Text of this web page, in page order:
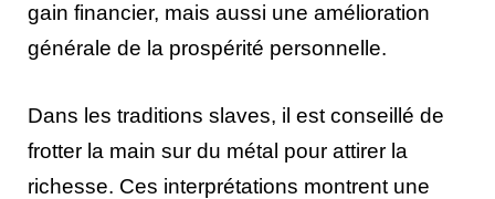
gain financier, mais aussi une amélioration
générale de la prospérité personnelle.
Dans les traditions slaves, il est conseillé de
frotter la main sur du métal pour attirer la
richesse. Ces interprétations montrent une